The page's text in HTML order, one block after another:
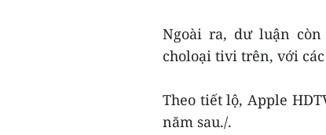
Ngoài ra, dư luận
choloại tivi trên, với
Theo tiết lộ, Apple
năm sau./.